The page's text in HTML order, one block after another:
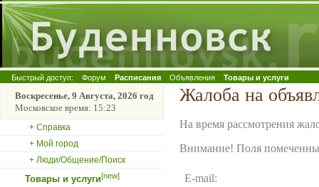
Быстрый доступ: Форум Расписания Объявления Товары и услуги
Воскресенье, 9 Августа, 2026 год
Московское время: 15:23
+ Справка
+ Мой город
+ Люди/Общение/Поиск
Товары и услуги[new]
Жалоба на
На время рассмотрения
Внимание! Поля
E-mail: